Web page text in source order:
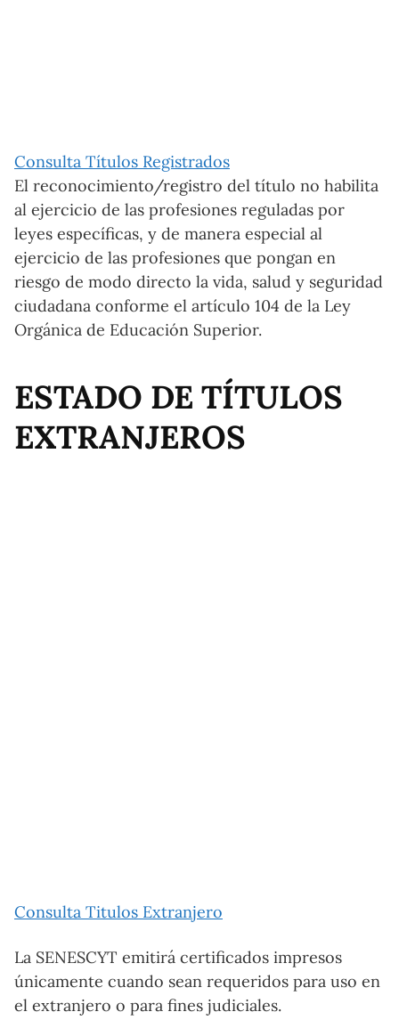
Consulta Títulos Registrados
El reconocimiento/registro del título no habilita
al ejercicio de las profesiones reguladas por
leyes específicas, y de manera especial al
ejercicio de las profesiones que pongan en
riesgo de modo directo la vida, salud y seguridad
ciudadana conforme el artículo 104 de la Ley
Orgánica de Educación Superior.
ESTADO DE TÍTULOS
EXTRANJEROS
Consulta Titulos Extranjero
La SENESCYT emitirá certificados impresos
únicamente cuando sean requeridos para uso en
el extranjero o para fines judiciales.